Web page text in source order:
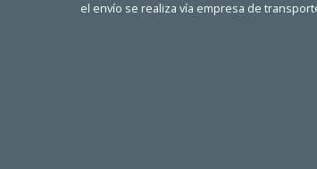
el envío se realiza vía empresa de